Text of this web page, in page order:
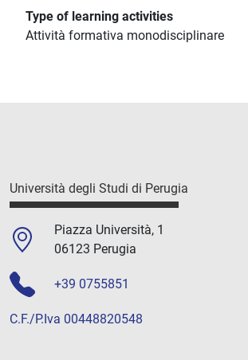
Type of learning activities
Attività formativa monodisciplinare
Università degli Studi di Perugia
Piazza Università, 1
06123 Perugia
+39 0755851
C.F./P.Iva 00448820548